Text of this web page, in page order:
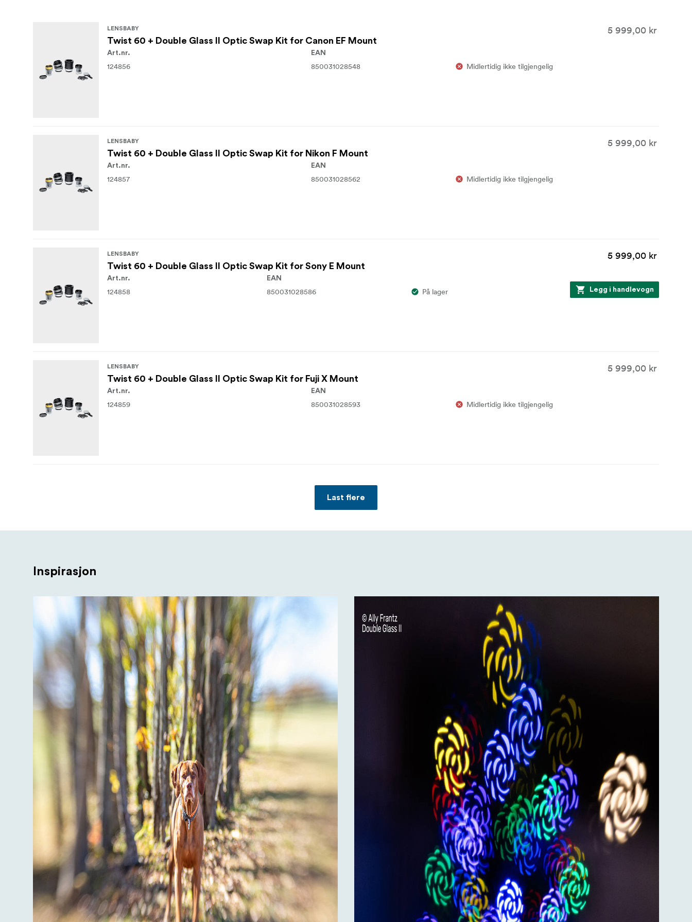
LENSBABY
Twist 60 + Double Glass II Optic Swap Kit for Canon EF Mount
5 999,00 kr
Art.nr.
124856
EAN
850031028548 Midlertidig ikke tilgjengelig
LENSBABY
Twist 60 + Double Glass II Optic Swap Kit for Nikon F Mount
5 999,00 kr
Art.nr.
124857
EAN
850031028562 Midlertidig ikke tilgjengelig
LENSBABY
Twist 60 + Double Glass II Optic Swap Kit for Sony E Mount
5 999,00 kr
Art.nr.
124858
EAN
850031028586 På lager Legg i handlevogn
LENSBABY
Twist 60 + Double Glass II Optic Swap Kit for Fuji X Mount
5 999,00 kr
Art.nr.
124859
EAN
850031028593 Midlertidig ikke tilgjengelig
Last flere
Inspirasjon